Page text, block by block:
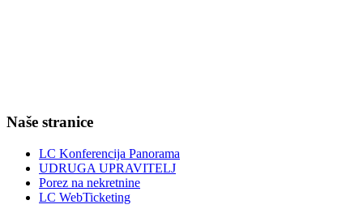
Naše stranice
LC Konferencija Panorama
UDRUGA UPRAVITELJ
Porez na nekretnine
LC WebTicketing